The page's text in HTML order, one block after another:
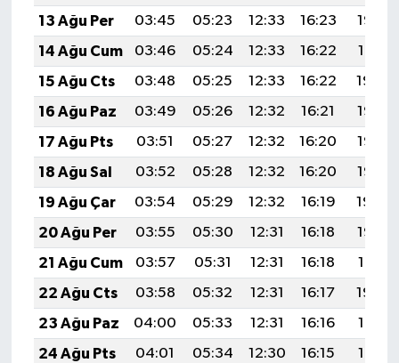
13 Ağu Per
03:45 05:23 12:33 16:23
19:33
14 Ağu Cum
03:46 05:24 12:33 16:22
19:31
15 Ağu Cts
03:48 05:25 12:33 16:22
19:30
16 Ağu Paz
03:49 05:26 12:32 16:21
19:28
17 Ağu Pts
03:51 05:27 12:32 16:20
19:27
18 Ağu Sal
03:52 05:28 12:32 16:20
19:26
19 Ağu Çar
03:54 05:29 12:32 16:19
19:24
20 Ağu Per
03:55 05:30 12:31 16:18
19:23
21 Ağu Cum
03:57 05:31 12:31 16:18
19:21
22 Ağu Cts
03:58 05:32 12:31 16:17
19:20
23 Ağu Paz
04:00 05:33 12:31 16:16
19:18
24 Ağu Pts
04:01 05:34 12:30 16:15
19:17